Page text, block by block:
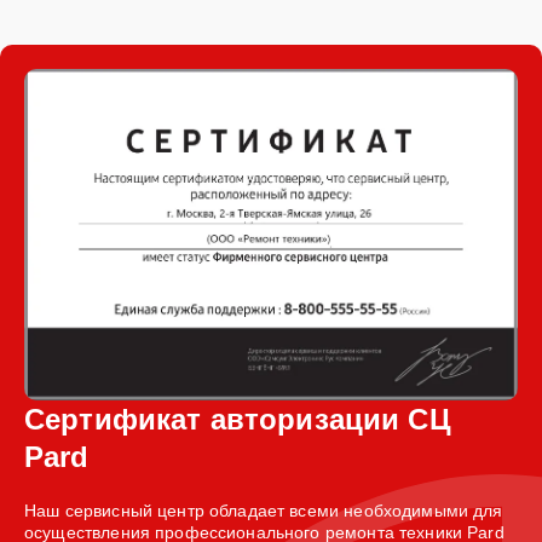
Сертификат авторизации СЦ
Pard
Наш сервисный центр обладает всеми необходимыми для
осуществления профессионального ремонта техники Pard